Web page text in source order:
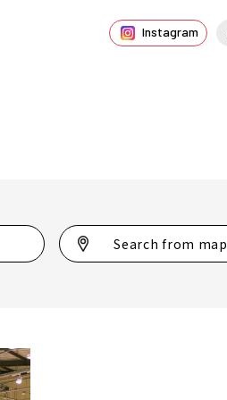
Instagram
Search from map